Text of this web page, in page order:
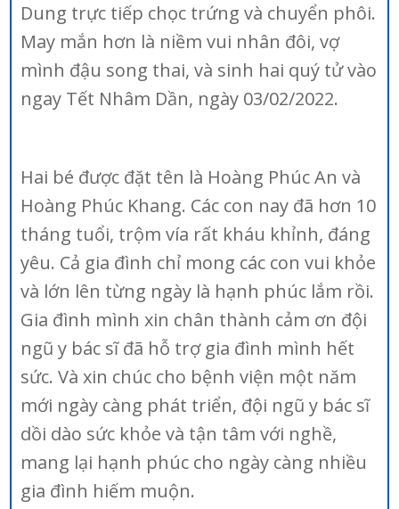
Dung trực tiếp chọc trứng và chuyển phôi.
May mắn hơn là niềm vui nhân đôi, vợ
mình đậu song thai, và sinh hai quý tử vào
ngay Tết Nhâm Dần, ngày 03/02/2022.
Hai bé được đặt tên là Hoàng Phúc An và
Hoàng Phúc Khang. Các con nay đã hơn 10
tháng tuổi, trộm vía rất kháu khỉnh, đáng
yêu. Cả gia đình chỉ mong các con vui khỏe
và lớn lên từng ngày là hạnh phúc lắm rồi.
Gia đình mình xin chân thành cảm ơn đội
ngũ y bác sĩ đã hỗ trợ gia đình mình hết
sức. Và xin chúc cho bệnh viện một năm
mới ngày càng phát triển, đội ngũ y bác sĩ
dồi dào sức khỏe và tận tâm với nghề,
mang lại hạnh phúc cho ngày càng nhiều
gia đình hiếm muộn.